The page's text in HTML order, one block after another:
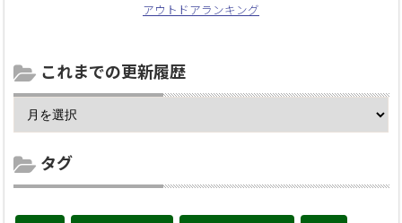
アウトドアランキング
これまでの更新履歴
タグ